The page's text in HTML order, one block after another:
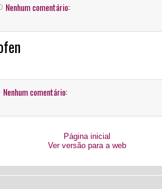
Nenhum comentário:
Nenhum comentário:
Página inicial
Ver versão para a web